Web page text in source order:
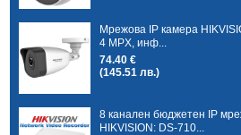
Мрежова IP камера
4 MPX, инф...
74.40 €
(145.51 лв.)
8 канален бюджетен IP
HIKVISION: DS-710...